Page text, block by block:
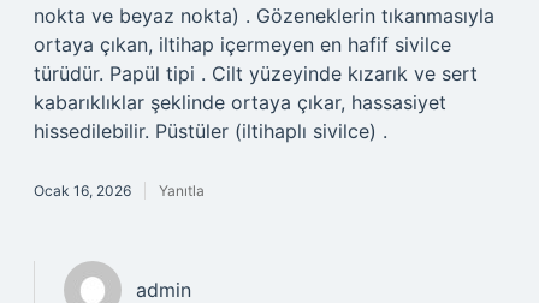
nokta ve beyaz nokta) . Gözeneklerin tıkanmasıyla
ortaya çıkan, iltihap içermeyen en hafif sivilce
türüdür. Papül tipi . Cilt yüzeyinde kızarık ve sert
kabarıklıklar şeklinde ortaya çıkar, hassasiyet
hissedilebilir. Püstüler (iltihaplı sivilce) .
Ocak 16, 2026 Yanıtla
admin